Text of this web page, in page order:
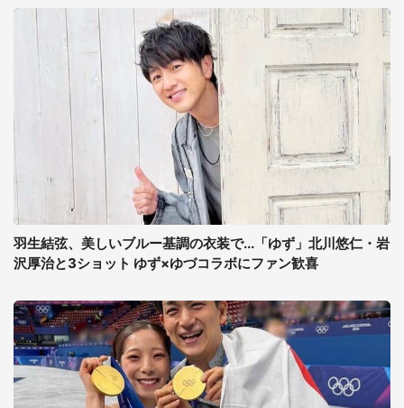
羽生結弦、美しいブルー基調の衣装で...「ゆず」北川悠仁・岩
沢厚治と3ショット ゆず×ゆづコラボにファン歓喜